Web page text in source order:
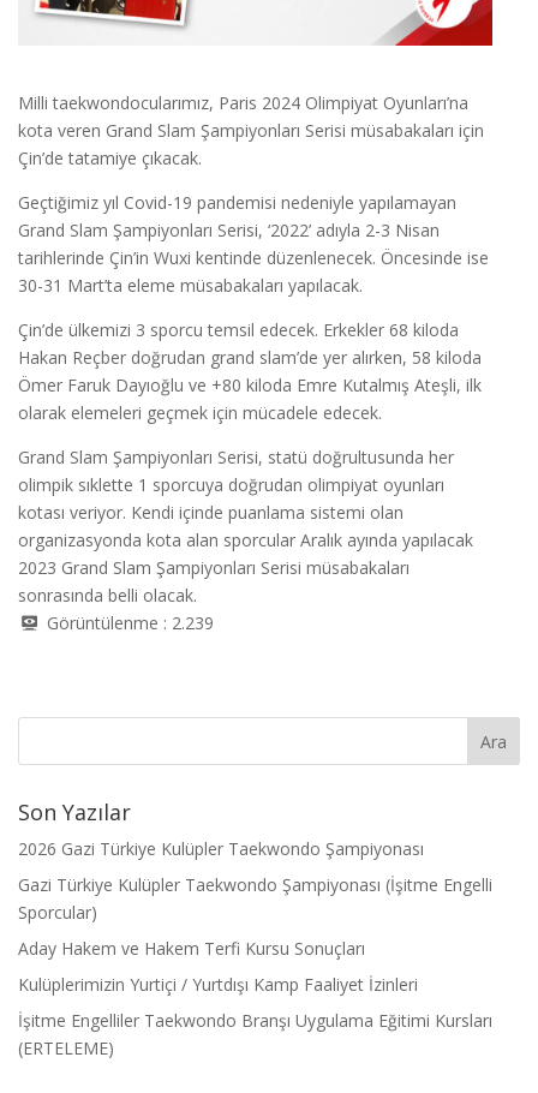
Milli taekwondocularımız, Paris 2024 Olimpiyat Oyunları’na
kota veren Grand Slam Şampiyonları Serisi müsabakaları için
Çin’de tatamiye çıkacak.
Geçtiğimiz yıl Covid-19 pandemisi nedeniyle yapılamayan
Grand Slam Şampiyonları Serisi, ‘2022’ adıyla 2-3 Nisan
tarihlerinde Çin’in Wuxi kentinde düzenlenecek. Öncesinde ise
30-31 Mart’ta eleme müsabakaları yapılacak.
Çin’de ülkemizi 3 sporcu temsil edecek. Erkekler 68 kiloda
Hakan Reçber doğrudan grand slam’de yer alırken, 58 kiloda
Ömer Faruk Dayıoğlu ve +80 kiloda Emre Kutalmış Ateşli, ilk
olarak elemeleri geçmek için mücadele edecek.
Grand Slam Şampiyonları Serisi, statü doğrultusunda her
olimpik sıklette 1 sporcuya doğrudan olimpiyat oyunları
kotası veriyor. Kendi içinde puanlama sistemi olan
organizasyonda kota alan sporcular Aralık ayında yapılacak
2023 Grand Slam Şampiyonları Serisi müsabakaları
sonrasında belli olacak.
Görüntülenme : 2.239
Son Yazılar
2026 Gazi Türkiye Kulüpler Taekwondo Şampiyonası
Gazi Türkiye Kulüpler Taekwondo Şampiyonası (İşitme Engelli
Sporcular)
Aday Hakem ve Hakem Terfi Kursu Sonuçları
Kulüplerimizin Yurtiçi / Yurtdışı Kamp Faaliyet İzinleri
İşitme Engelliler Taekwondo Branşı Uygulama Eğitimi Kursları
(ERTELEME)